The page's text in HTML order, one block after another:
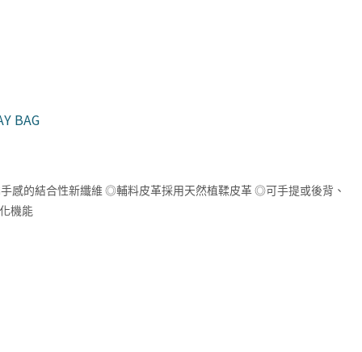
BAG
感的結合性新纖維 ◎輔料皮革採用天然植鞣皮革 ◎可手提或後背、
機能